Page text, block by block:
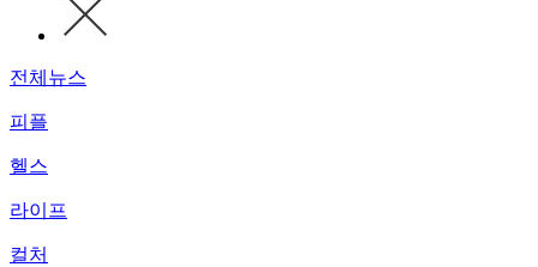
전체뉴스
피플
헬스
라이프
컬처